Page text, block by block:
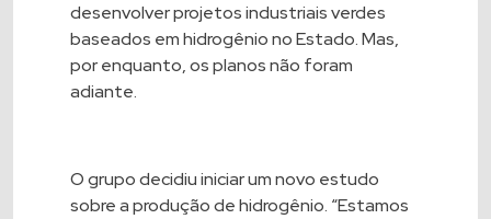
desenvolver projetos industriais verdes
baseados em hidrogênio no Estado. Mas,
por enquanto, os planos não foram
adiante.
O grupo decidiu iniciar um novo estudo
sobre a produção de hidrogênio. “Estamos